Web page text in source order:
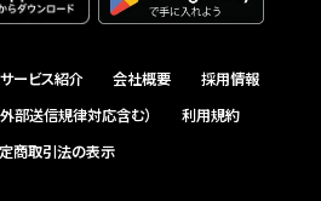
サービス紹介 会社概要
採用情報
部送信規律対応含む）
利用規約
商取引法の表示